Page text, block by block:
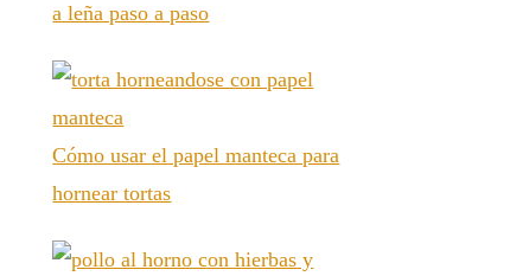
a leña paso a paso
Cómo usar el papel manteca para
hornear tortas